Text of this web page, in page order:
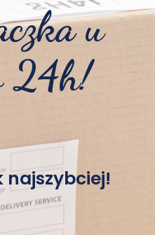
u
24h!
najszybciej!